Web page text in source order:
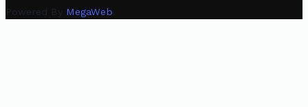
Powered By MegaWeb